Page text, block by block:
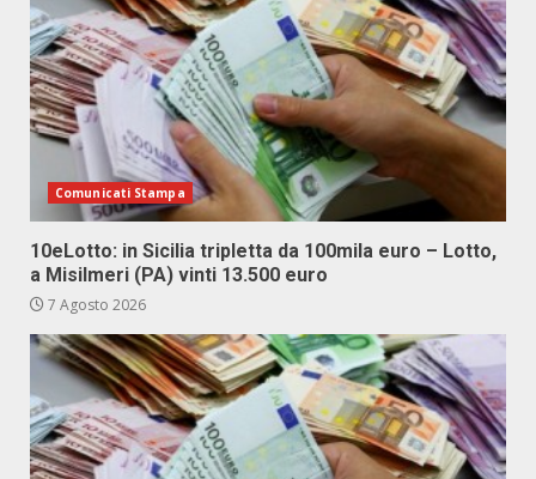
Comunicati Stampa
10eLotto: in Sicilia tripletta da 100mila euro – Lotto,
a Misilmeri (PA) vinti 13.500 euro
7 Agosto 2026